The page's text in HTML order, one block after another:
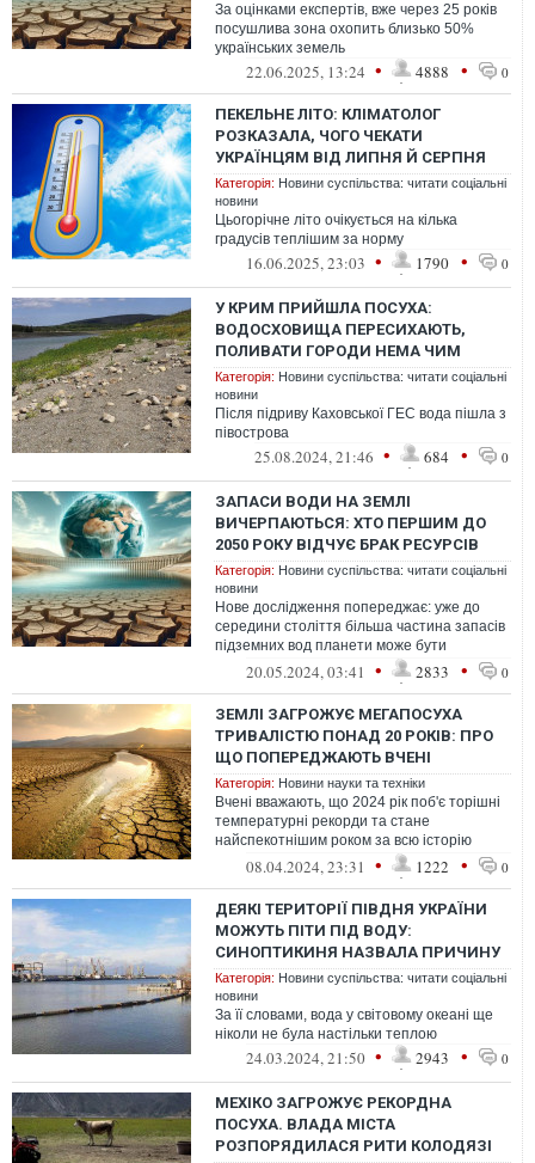
За оцінками експертів, вже через 25 років
посушлива зона охопить близько 50%
українських земель
22.06.2025, 13:24 • 4888 • 0
ПЕКЕЛЬНЕ ЛІТО: КЛІМАТОЛОГ
РОЗКАЗАЛА, ЧОГО ЧЕКАТИ
УКРАЇНЦЯМ ВІД ЛИПНЯ Й СЕРПНЯ
Категорія: Новини суспільства: читати соціальні
новини
Цьогорічне літо очікується на кілька
градусів теплішим за норму
16.06.2025, 23:03 • 1790 • 0
У КРИМ ПРИЙШЛА ПОСУХА:
ВОДОСХОВИЩА ПЕРЕСИХАЮТЬ,
ПОЛИВАТИ ГОРОДИ НЕМА ЧИМ
Категорія: Новини суспільства: читати соціальні
новини
Після підриву Каховської ГЕС вода пішла з
півострова
25.08.2024, 21:46 • 684 • 0
ЗАПАСИ ВОДИ НА ЗЕМЛІ
ВИЧЕРПАЮТЬСЯ: ХТО ПЕРШИМ ДО
2050 РОКУ ВІДЧУЄ БРАК РЕСУРСІВ
Категорія: Новини суспільства: читати соціальні
новини
Нове дослідження попереджає: уже до
середини століття більша частина запасів
підземних вод планети може бути
виснажена
20.05.2024, 03:41 • 2833 • 0
ЗЕМЛІ ЗАГРОЖУЄ МЕГАПОСУХА
ТРИВАЛІСТЮ ПОНАД 20 РОКІВ: ПРО
ЩО ПОПЕРЕДЖАЮТЬ ВЧЕНІ
Категорія: Новини науки та техніки
Вчені вважають, що 2024 рік поб'є торішні
температурні рекорди та стане
найспекотнішим роком за всю історію
спостережень.
08.04.2024, 23:31 • 1222 • 0
ДЕЯКІ ТЕРИТОРІЇ ПІВДНЯ УКРАЇНИ
МОЖУТЬ ПІТИ ПІД ВОДУ:
СИНОПТИКИНЯ НАЗВАЛА ПРИЧИНУ
Категорія: Новини суспільства: читати соціальні
новини
За її словами, вода у світовому океані ще
ніколи не була настільки теплою
24.03.2024, 21:50 • 2943 • 0
МЕХІКО ЗАГРОЖУЄ РЕКОРДНА
ПОСУХА. ВЛАДА МІСТА
РОЗПОРЯДИЛАСЯ РИТИ КОЛОДЯЗІ